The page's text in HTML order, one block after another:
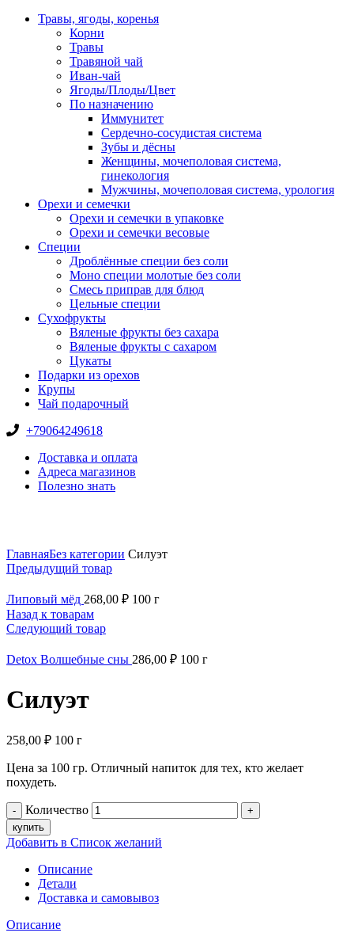
Травы, ягоды, коренья
Корни
Травы
Травяной чай
Иван-чай
Ягоды/Плоды/Цвет
По назначению
Иммунитет
Сердечно-сосудистая система
Зубы и дёсны
Женщины, мочеполовая система,
гинекология
Мужчины, мочеполовая система, урология
Орехи и семечки
Орехи и семечки в упаковке
Орехи и семечки весовые
Специи
Дроблённые специи без соли
Моно специи молотые без соли
Смесь приправ для блюд
Цельные специи
Сухофрукты
Вяленые фрукты без сахара
Вяленые фрукты с сахаром
Цукаты
Подарки из орехов
Крупы
Чай подарочный
+79064249618
Доставка и оплата
Адреса магазинов
Полезно знать
ГлавнаяБез категории Силуэт
Предыдущий товар
Липовый мёд 268,00 ₽ 100 г
Назад к товарам
Следующий товар
Detox Волшебные сны 286,00 ₽ 100 г
Силуэт
258,00 ₽ 100 г
Цена за 100 гр. Отличный напиток для тех, кто желает
похудеть.
Количество
купить
Добавить в Список желаний
Описание
Детали
Доставка и самовывоз
Описание